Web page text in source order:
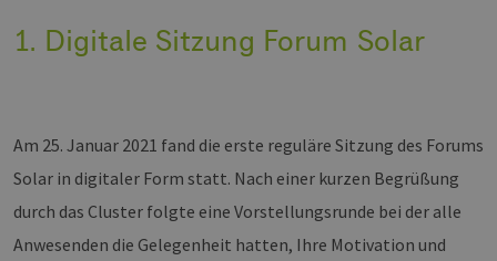
1. Digitale Sitzung Forum Solar
Am 25. Januar 2021 fand die erste reguläre Sitzung des Forums
Solar in digitaler Form statt. Nach einer kurzen Begrüßung
durch das Cluster folgte eine Vorstellungsrunde bei der alle
Anwesenden die Gelegenheit hatten, Ihre Motivation und